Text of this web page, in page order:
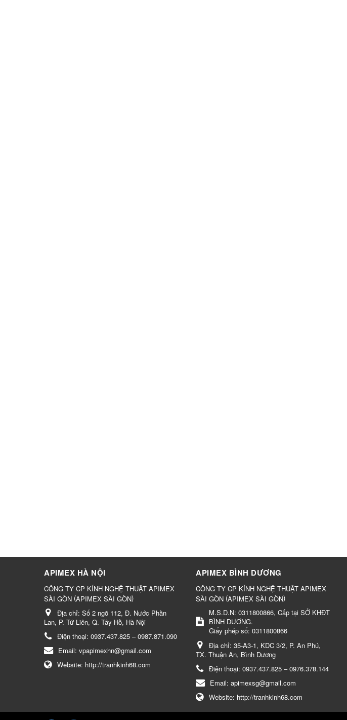
APIMEX HÀ NỘI
CÔNG TY CP KÍNH NGHỆ THUẬT APIMEX
SÀI GÒN (APIMEX SÀI GÒN)
Địa chỉ: Số 2 ngõ 112, Đ. Nước Phần
Lan, P. Tứ Liên, Q. Tây Hồ, Hà Nội
Điện thoại: 0937.437.825 – 0987.871.090
Email: vpapimexhn@gmail.com
Website: http://tranhkinh68.com
APIMEX BÌNH DƯƠNG
CÔNG TY CP KÍNH NGHỆ THUẬT APIMEX
SÀI GÒN (APIMEX SÀI GÒN)
M.S.D.N: 0311800866, Cấp tại SỞ KHĐT
BÌNH DƯƠNG.
Giấy phép số: 0311800866
Địa chỉ: 35-A3-1, KDC 3/2, P. An Phú,
TX. Thuận An, Bình Dương
Điện thoại: 0937.437.825 – 0976.378.144
Email: apimexsg@gmail.com
Website: http://tranhkinh68.com